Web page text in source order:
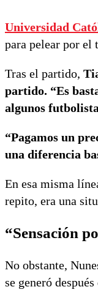
Universidad
para pelear por el
Tras el partido,
partido. “Es
algunos
“Pagamos un
una diferencia
En esa misma
repito, era una
“Sensación
No obstante,
se generó